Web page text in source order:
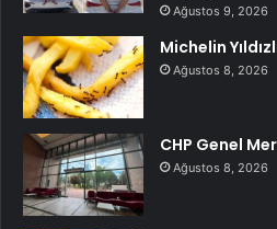
Ağustos 9, 2026
Michelin
Ağustos 8, 2026
CHP Genel
Ağustos 8, 2026